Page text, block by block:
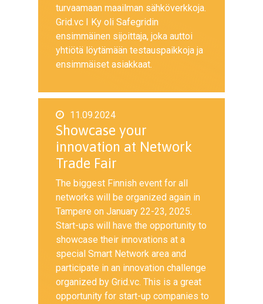
turvaamaan maailman sähköverkkoja.
Grid.vc I Ky oli Safegridin
ensimmäinen sijoittaja, joka auttoi
yhtiötä löytämään testauspaikkoja ja
ensimmäiset asiakkaat.
11.09.2024
Showcase your
innovation at Network
Trade Fair
The biggest Finnish event for all
networks will be organized again in
Tampere on January 22-23, 2025.
Start-ups will have the opportunity to
showcase their innovations at a
special Smart Network area and
participate in an innovation challenge
organized by Grid.vc. This is a great
opportunity for start-up companies to